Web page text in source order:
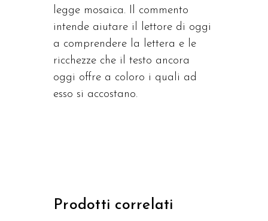
legge mosaica. Il commento
intende aiutare il lettore di oggi
a comprendere la lettera e le
ricchezze che il testo ancora
oggi offre a coloro i quali ad
esso si accostano.
Prodotti correlati